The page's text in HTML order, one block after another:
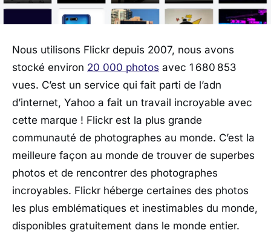
Nous utilisons Flickr depuis 2007, nous avons
stocké environ 20 000 photos avec 1 680 853
vues. C’est un service qui fait parti de l’adn
d’internet, Yahoo a fait un travail incroyable avec
cette marque ! Flickr est la plus grande
communauté de photographes au monde. C’est la
meilleure façon au monde de trouver de superbes
photos et de rencontrer des photographes
incroyables. Flickr héberge certaines des photos
les plus emblématiques et inestimables du monde,
disponibles gratuitement dans le monde entier.